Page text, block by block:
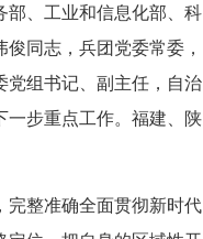
部、工业和信息化部、科
同志，兵团党委常委，
党组书记、副主任，自治
一步重点工作。福建、陕
完整准确全面贯彻新时代